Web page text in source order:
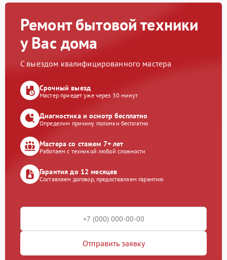
Ремонт бытовой техники
у Вас дома
С выездом квалифицированного мастера
Срочный выезд
Мастер приедет уже через 30 минут
Диагностика и осмотр бесплатно
Определим причину поломки бесплатно
Мастера со стажем 7+ лет
Работаем с техникой любой сложности
Гарантия до 12 месяцев
Составляем договор, предоставляем гарантию
Отправить заявку